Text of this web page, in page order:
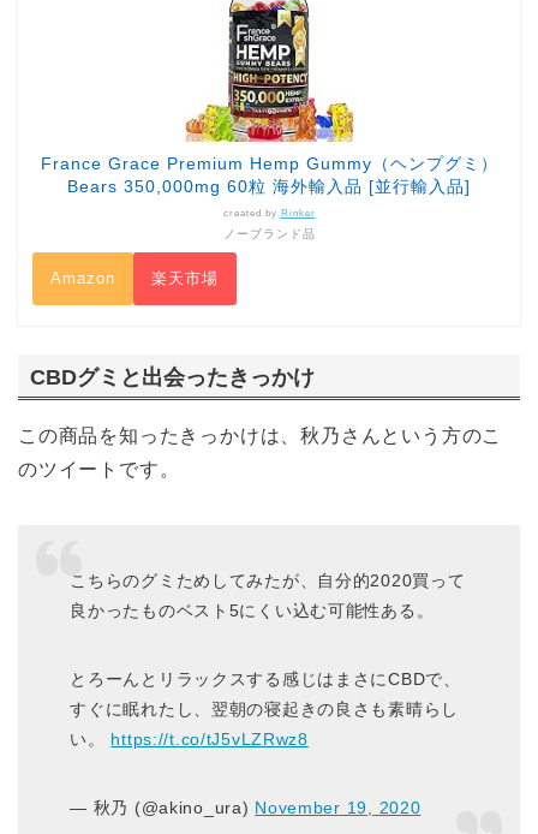
France Grace Premium Hemp Gummy（ヘンプグミ）
Bears 350,000mg 60粒 海外輸入品 [並行輸入品]
created by Rinker
ノーブランド品
Amazon 楽天市場
CBDグミと出会ったきっかけ
この商品を知ったきっかけは、秋乃さんという方のこ
のツイートです。
こちらのグミためしてみたが、自分的2020買って
良かったものベスト5にくい込む可能性ある。
とろーんとリラックスする感じはまさにCBDで、
すぐに眠れたし、翌朝の寝起きの良さも素晴らし
い。 https://t.co/tJ5vLZRwz8
— 秋乃 (@akino_ura) November 19, 2020